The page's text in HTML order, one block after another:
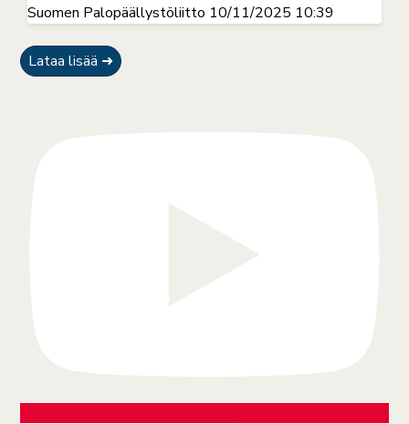
Suomen Palopäällystöliitto 10/11/2025 10:39
Lataa lisää ➜